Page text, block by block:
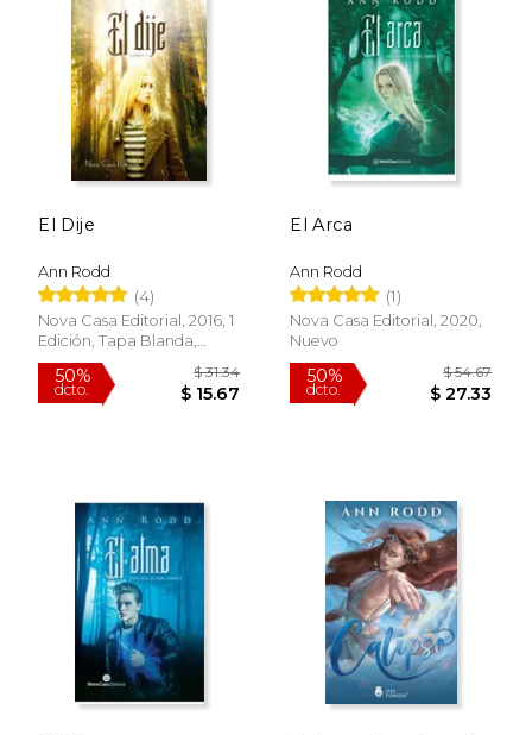
El Dije
Ann Rodd
(4)
Nova Casa Editorial, 2016, 1
Edición, Tapa Blanda,
Nuevo
50%
dcto.
El Arca
Ann Rodd
(1)
Nova Casa Editorial, 2020,
Nuevo
50%
dcto.